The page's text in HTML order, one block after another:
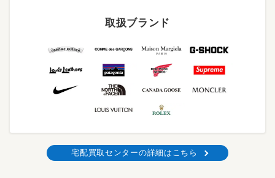
取扱ブランド
宅配買取センターの詳細はこちら